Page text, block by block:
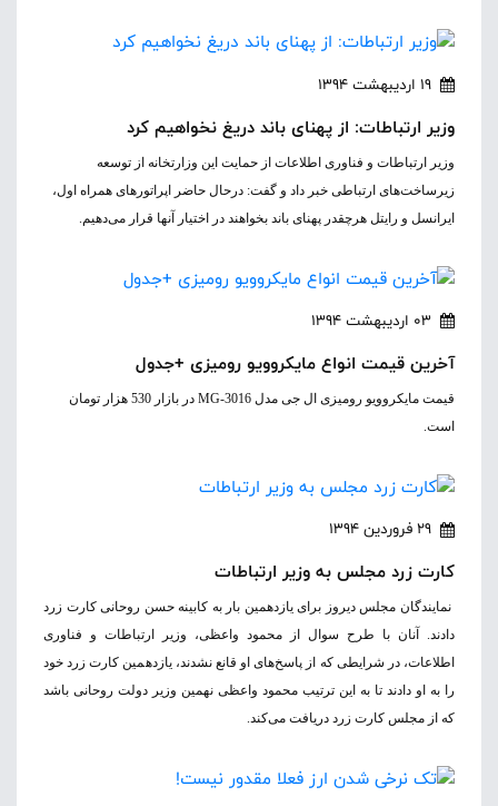
19 اردیبهشت 1394
وزیر ارتباطات: از پهنای باند دریغ نخواهیم کرد
وزیر ارتباطات و فناوری اطلاعات از حمایت این وزارتخانه از توسعه
زیرساخت‌های ارتباطی خبر داد و گفت: درحال حاضر اپراتورهای همراه اول،
ایرانسل و رایتل هرچقدر پهنای باند بخواهند در اختیار آنها قرار می‌دهیم.
03 اردیبهشت 1394
آخرین قیمت انواع مایکروویو رومیزی +جدول
قیمت مایکروویو رومیزی ال جی مدل MG-3016 در بازار 530 هزار تومان
است.
29 فروردین 1394
کارت زرد مجلس به وزیر ارتباطات
نمایندگان مجلس دیروز برای یازدهمین بار به کابینه حسن روحانی کارت زرد
دادند. آنان با طرح سوال از محمود واعظی، وزیر ارتباطات و فناوری
اطلاعات، ‌در شرایطی که از پاسخ‌های او قانع نشدند، یازدهمین کارت زرد خود
را به او دادند تا به این ترتیب محمود واعظی نهمین وزیر دولت روحانی باشد
که از مجلس کارت زرد دریافت می‌کند.